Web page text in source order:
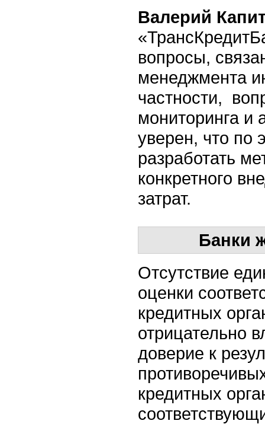
Валерий
вопросы,
менеджмента
частности,
мониторинга
уверен, что по
разработать
конкретного
затрат.
Банки
Отсутствие
оценки
кредитных
отрицательно
доверие к
кредитных